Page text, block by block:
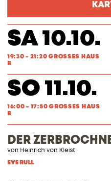
SA 10.10.
19:30 - 21:20 GROSSES HAUS
B
SO 11.10.
16:00 - 17:50 GROSSES HAUS
B
DER
von Heinrich von Kleist
EVE RULL